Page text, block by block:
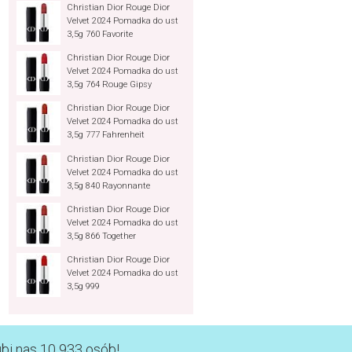
Christian Dior Rouge Dior
Velvet 2024 Pomadka do ust
3,5g 760 Favorite
Christian Dior Rouge Dior
Velvet 2024 Pomadka do ust
3,5g 764 Rouge Gipsy
Christian Dior Rouge Dior
Velvet 2024 Pomadka do ust
3,5g 777 Fahrenheit
Christian Dior Rouge Dior
Velvet 2024 Pomadka do ust
3,5g 840 Rayonnante
Christian Dior Rouge Dior
Velvet 2024 Pomadka do ust
3,5g 866 Together
Christian Dior Rouge Dior
Velvet 2024 Pomadka do ust
3,5g 999